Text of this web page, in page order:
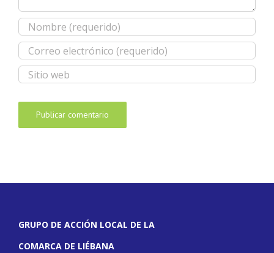
GRUPO DE ACCIÓN LOCAL DE LA
COMARCA DE LIÉBANA